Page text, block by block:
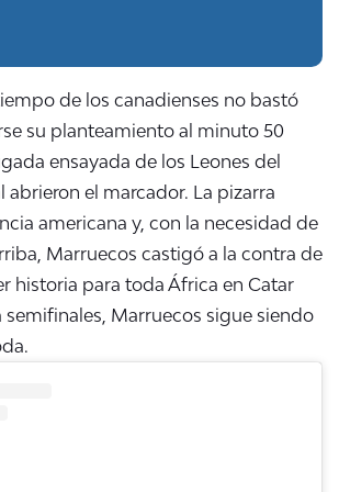
de los canadienses no bastó
su planteamiento al minuto 50
ensayada de los Leones del
abrieron el marcador. La pizarra
americana y, con la necesidad de
Marruecos castigó a la contra de
historia para toda África en Catar
semifinales, Marruecos sigue siendo